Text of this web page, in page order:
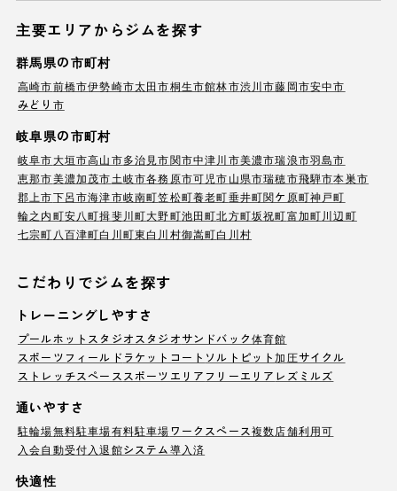
主要エリアからジムを探す
群馬県の市町村
高崎市前橋市伊勢崎市太田市桐生市館林市渋川市藤岡市安中市
みどり市
岐阜県の市町村
岐阜市大垣市高山市多治見市関市中津川市美濃市瑞浪市羽島市
恵那市美濃加茂市土岐市各務原市可児市山県市瑞穂市飛騨市本巣市
郡上市下呂市海津市岐南町笠松町養老町垂井町関ケ原町神戸町
輪之内町安八町揖斐川町大野町池田町北方町坂祝町富加町川辺町
七宗町 八百津町白川町東白川村御嵩町白川村
こだわりでジムを探す
トレーニングしやすさ
プールホットスタジオ スタジオサンドバック体育館
スポーツフィールド ラケットコート ソルトピット加圧サイクル
ストレッチスペース スポーツエリア フリーエリア レズミルズ
通いやすさ
駐輪場無料駐車場有料駐車場ワークスペース複数店舗利用可
入会自動受付 入退館システム導入済
快適性